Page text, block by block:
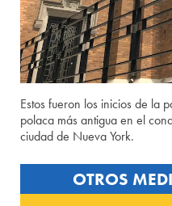
Estos fueron los inicios de la
polaca más antigua en el
ciudad de Nueva York.
OTROS